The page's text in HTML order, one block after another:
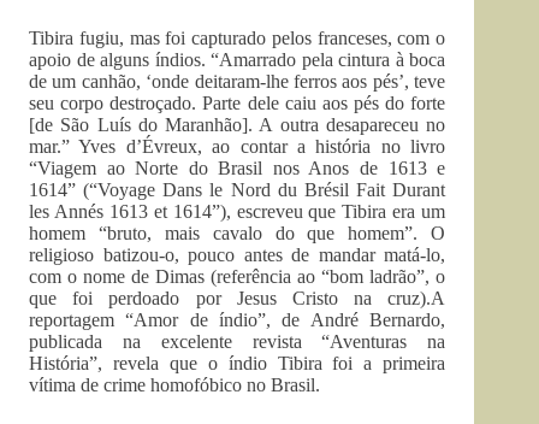
Tibira fugiu, mas foi capturado pelos franceses, com o
apoio de alguns índios. “Amarrado pela cintura à boca
de um canhão, ‘onde deitaram-lhe ferros aos pés’, teve
seu corpo destroçado. Parte dele caiu aos pés do forte
[de São Luís do Maranhão]. A outra desapareceu no
mar.” Yves d’Évreux, ao contar a história no livro
“Viagem ao Norte do Brasil nos Anos de 1613 e
1614” (“Voyage Dans le Nord du Brésil Fait Durant
les Annés 1613 et 1614”), escreveu que Tibira era um
homem “bruto, mais cavalo do que homem”. O
religioso batizou-o, pouco antes de mandar matá-lo,
com o nome de Dimas (referência ao “bom ladrão”, o
que foi perdoado por Jesus Cristo na cruz).A
reportagem “Amor de índio”, de André Bernardo,
publicada na excelente revista “Aventuras na
História”, revela que o índio Tibira foi a primeira
vítima de crime homofóbico no Brasil.